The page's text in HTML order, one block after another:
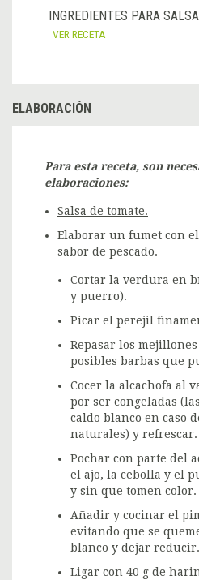
INGREDIENTES PARA
VER RECETA
ELABORACIÓN
Para esta receta, son
elaboraciones:
Salsa de tomate.
Elaborar un fumet con
sabor de pescado.
Cortar la verdura en
y puerro).
Picar el perejil
Repasar los
posibles barbas que
Cocer la alcachofa al
por ser congeladas
caldo blanco en caso
naturales) y refrescar.
Pochar con parte del
el ajo, la cebolla y el
y sin que tomen color.
Añadir y cocinar el
evitando que se
blanco y dejar reducir.
Ligar con 40 g de